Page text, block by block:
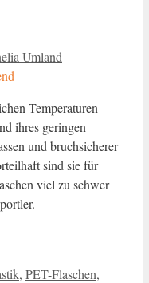
Umland
Temperaturen
ihres geringen
und bruchsicherer
sind sie für
viel zu schwer
, PET-Flaschen,